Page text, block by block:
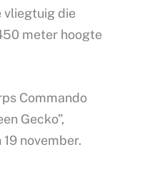
vliegtuig die
meter hoogte
Commando
Gecko”,
november.